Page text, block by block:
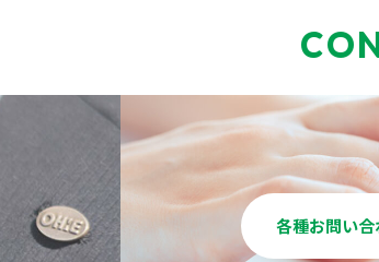
各種お問い合